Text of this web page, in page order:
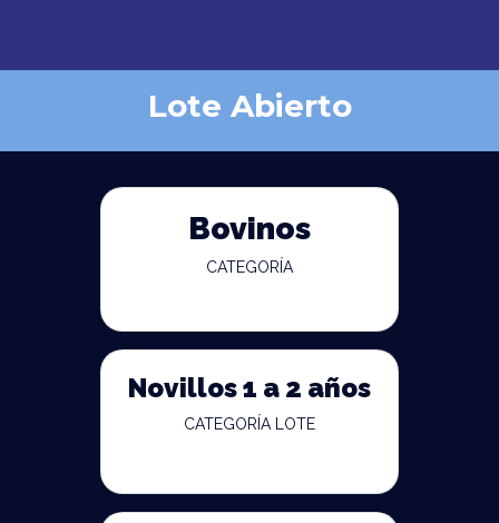
Lote Abierto
Bovinos
CATEGORÍA
Novillos 1 a 2 años
CATEGORÍA LOTE